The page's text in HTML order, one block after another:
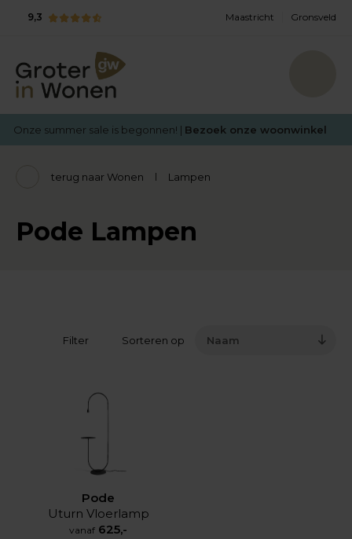
9,3 Maastricht Gronsveld
Onze summer sale is begonnen! | Bezoek onze woonwinkel
terug naar Wonen Lampen
Pode Lampen
Filter Sorteren op Naam
Pode
Uturn Vloerlamp
vanaf 625,-